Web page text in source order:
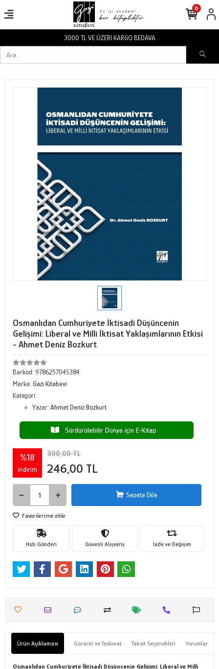
3000 TL VE ÜZERİ KARGO
0
Osmanlıdan Cumhuriyete İktisadi Düşüncenin
Gelişimi: Liberal ve Milli İktisat Yaklaşımlarının Etkisi
- Ahmet Deniz Bozkurt
Barkod: 9786257045384
Marka: Gazi Kitabevi
Kategori:
Yazar: Ahmet Deniz Bozkurt
Sürdürülebilir Dünya için E-Kitap
%18
indirim
300,00 TL
246,00 TL
Sepete Ekle
Favorilerime ekle
Hızlı Gönderi Güvenli Alışveriş İade ve Değişim
Ürün Açıklaması Garanti ve Teslimat Taksit Seçenekleri Yorumlar
Osmanlıdan Cumhuriyete İktisadi Düşüncenin Gelişimi: Liberal ve Milli